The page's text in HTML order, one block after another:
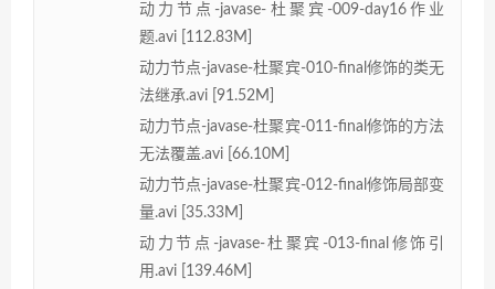
动力节点-javase-杜聚宾-009-day16作业
题.avi [112.83M]
动力节点-javase-杜聚宾-010-final修饰的类无
法继承.avi [91.52M]
动力节点-javase-杜聚宾-011-final修饰的方法
无法覆盖.avi [66.10M]
动力节点-javase-杜聚宾-012-final修饰局部变
量.avi [35.33M]
动力节点-javase-杜聚宾-013-final修饰引
用.avi [139.46M]